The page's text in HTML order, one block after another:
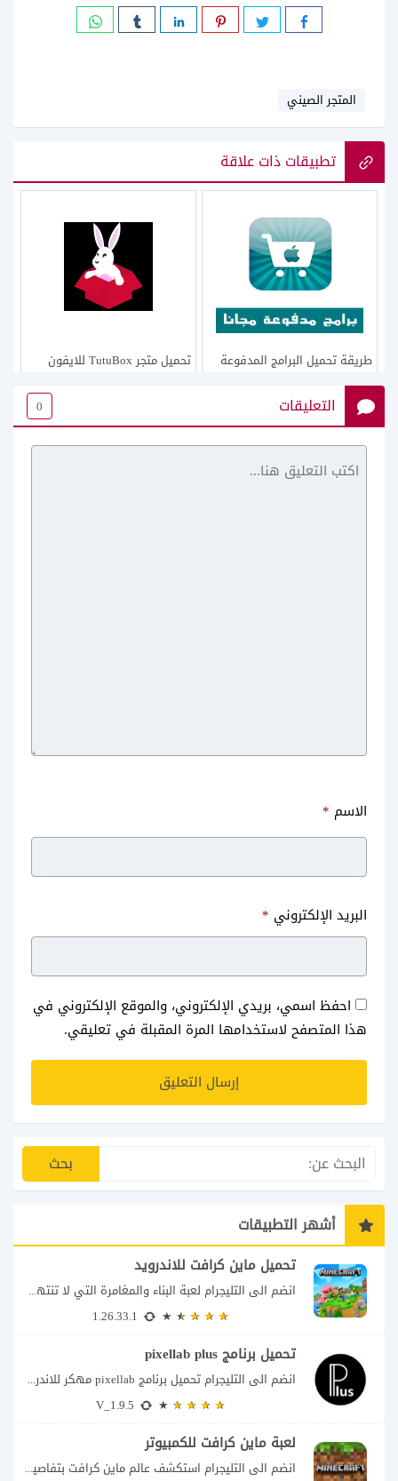
المتجر الصيني
تطبيقات ذات علاقة
طريقة تحميل البرامج المدفوعة
مجانا للايفون
تحميل متجر TutuBox للايفون
للايفون
التعليقات 0
الاسم *
البريد الإلكتروني *
احفظ اسمي، بريدي الإلكتروني، والموقع الإلكتروني في
هذا المتصفح لاستخدامها المرة المقبلة في تعليقي.
أشهر التطبيقات
تحميل ماين كرافت للاندرويد
انضم الى التليجرام لعبة البناء والمغامرة التي لا تنتهي Minecraft إذا كنت تبحث عن...
تحميل برنامج pixellab plus
انضم الى التليجرام تحميل برنامج pixellab مهكر للاندرويد يعتبر تطبيق بيكسلاب من اشهر تطبيقات...
لعبة ماين كرافت للكمبيوتر
انضم الى التليجرام استكشف عالم ماين كرافت بتفاصيل مذهلة 🌟 هل أنت مستعد لمغامرة...